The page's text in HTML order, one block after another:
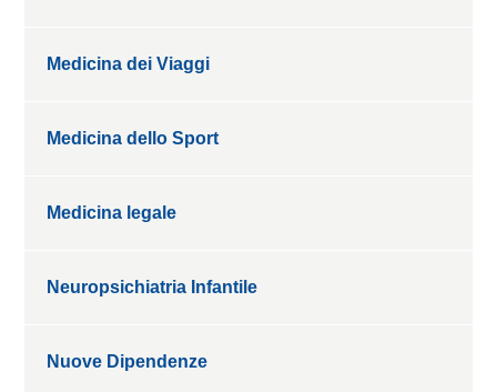
Medicina dei Viaggi
Medicina dello Sport
Medicina legale
Neuropsichiatria Infantile
Nuove Dipendenze